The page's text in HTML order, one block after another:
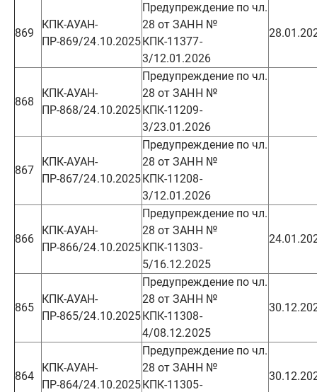
869
КПК-АУАН-
ПР-869/24.10.2025
Предупреждение по чл.
28 от ЗАНН №
КПК-11377-
3/12.01.2026
868
КПК-АУАН-
ПР-868/24.10.2025
Предупреждение по чл.
28 от ЗАНН №
КПК-11209-
3/23.01.2026
867
КПК-АУАН-
ПР-867/24.10.2025
Предупреждение по чл.
28 от ЗАНН №
КПК-11208-
3/12.01.2026
866
КПК-АУАН-
ПР-866/24.10.2025
Предупреждение по чл.
28 от ЗАНН №
КПК-11303-
5/16.12.2025
865
КПК-АУАН-
ПР-865/24.10.2025
Предупреждение по чл.
28 от ЗАНН №
КПК-11308-
4/08.12.2025
864
КПК-АУАН-
ПР-864/24.10.2025
Предупреждение по чл.
28 от ЗАНН №
КПК-11305-